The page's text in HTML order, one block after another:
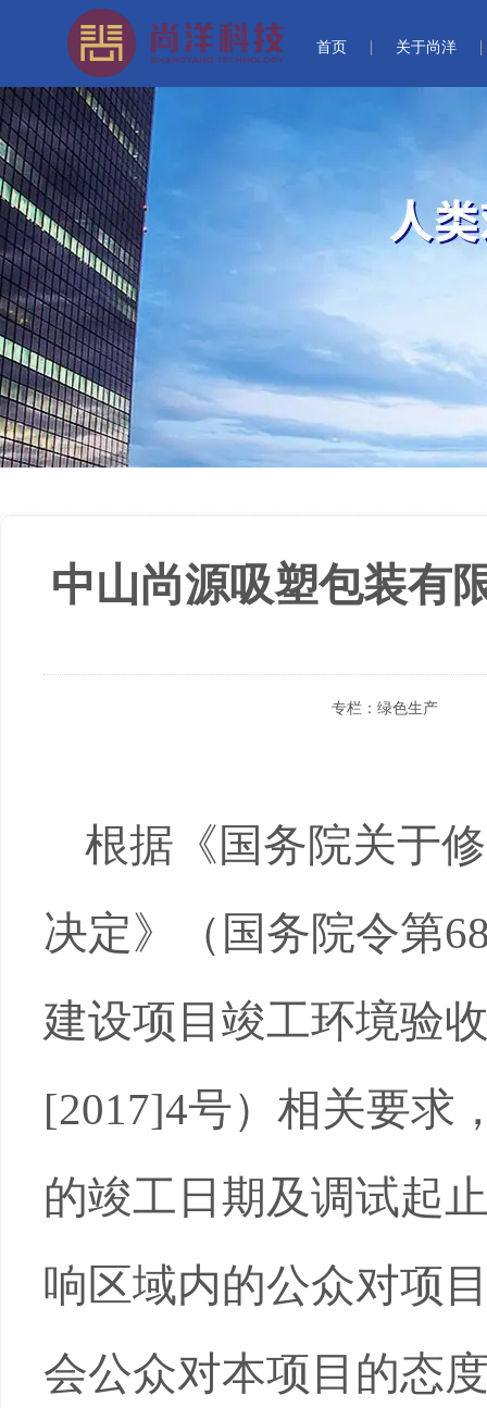
首页 关于尚洋
中山尚源吸塑包装有
专栏： 绿色生产
根据《国务院关于
决定》（国务院令第
建设项目竣工环境验
[2017]4号）相关要求
的竣工日期及调试起
响区域内的公众对项
会公众对本项目的态